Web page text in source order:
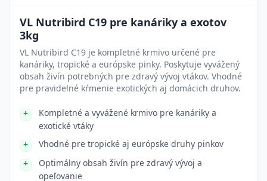
VL Nutribird C19 pre kanáriky a exotov
3kg
VL Nutribird C19 je kompletné krmivo určené pre
kanáriky, tropické a európske pinky. Poskytuje vyvážený
obsah živín potrebných pre zdravý vývoj vtákov. Vhodné
pre pravidelné kŕmenie exotických aj domácich druhov.
Kompletné a vyvážené krmivo pre kanáriky a
exotické vtáky
Vhodné pre tropické aj európske druhy pinkov
Optimálny obsah živín pre zdravý vývoj a
opeľovanie